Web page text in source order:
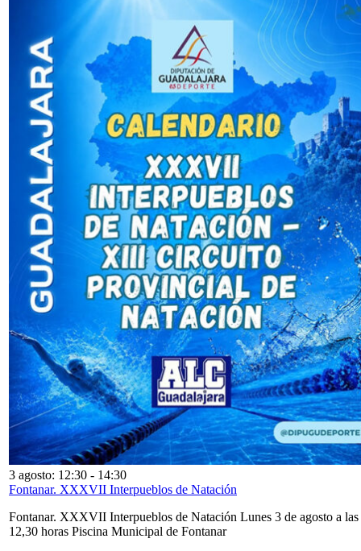
3 agosto: 12:30 - 14:30
Fontanar. XXXVII Interpueblos de Natación
Fontanar. XXXVII Interpueblos de Natación Lunes 3 de agosto a las
12,30 horas Piscina Municipal de Fontanar